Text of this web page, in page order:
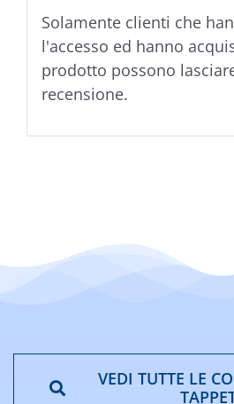
Solamente clienti che
l'accesso ed hanno
prodotto possono
recensione.
VEDI TUTTE LE